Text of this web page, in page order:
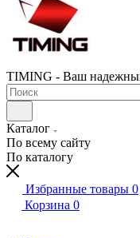
TIMING - Ваш
Каталог
По всему сайту
По каталогу
Избранные товары 0
Корзина 0